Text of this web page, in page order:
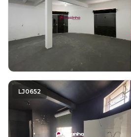
LJ0652